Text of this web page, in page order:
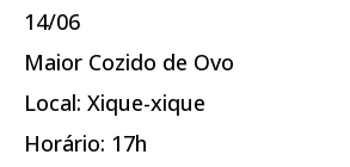
14/06
Maior Cozido de Ovo
Local: Xique-xique
Horário: 17h